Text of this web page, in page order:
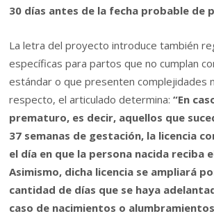
30 días antes de la fecha probable de
La letra del proyecto introduce también
específicas para partos que no cumplan
estándar o que presenten complejidades
respecto, el articulado determina:“En
prematuro, es decir, aquellos que
37 semanas de gestación, la licencia
el día en que la persona nacida reciba
Asimismo, dicha licencia se ampliará
cantidad de días que se haya
caso de nacimientos o